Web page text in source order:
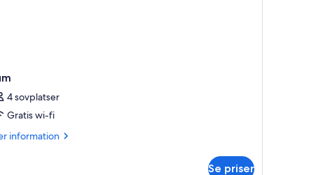
4 sovplatser
Gratis wi-fi
information
Se priser